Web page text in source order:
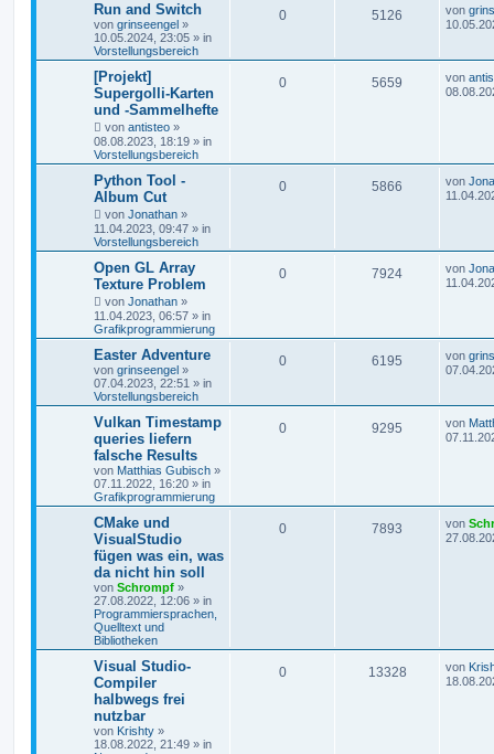
Run and Switch
von grinseengel »
10.05.2024, 23:05 » in
Vorstellungsbereich
0 5126 von
[Projekt]
Supergolli-Karten
und -Sammelhefte
von antisteo »
08.08.2023, 18:19 » in
Vorstellungsbereich
0 5659 von
Python Tool -
Album Cut
von Jonathan »
11.04.2023, 09:47 » in
Vorstellungsbereich
0 5866 von
Open GL Array
Texture Problem
von Jonathan »
11.04.2023, 06:57 » in
Grafikprogrammierung
0 7924 von
Easter Adventure
von grinseengel »
07.04.2023, 22:51 » in
Vorstellungsbereich
0 6195 von
Vulkan Timestamp
queries liefern
falsche Results
von Matthias Gubisch »
07.11.2022, 16:20 » in
Grafikprogrammierung
0 9295 von
CMake und
VisualStudio
fügen was ein, was
da nicht hin soll
von Schrompf »
27.08.2022, 12:06 » in
Programmiersprachen,
Quelltext und
Bibliotheken
0 7893 von
Visual Studio-
Compiler
halbwegs frei
nutzbar
von Krishty »
18.08.2022, 21:49 » in
0 13328 von